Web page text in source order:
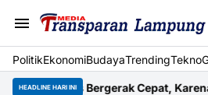
PolitikEkonomiBudayaTrendingTekno
HEADLINE HARI INI
Harus Bergerak Cepat, Karena